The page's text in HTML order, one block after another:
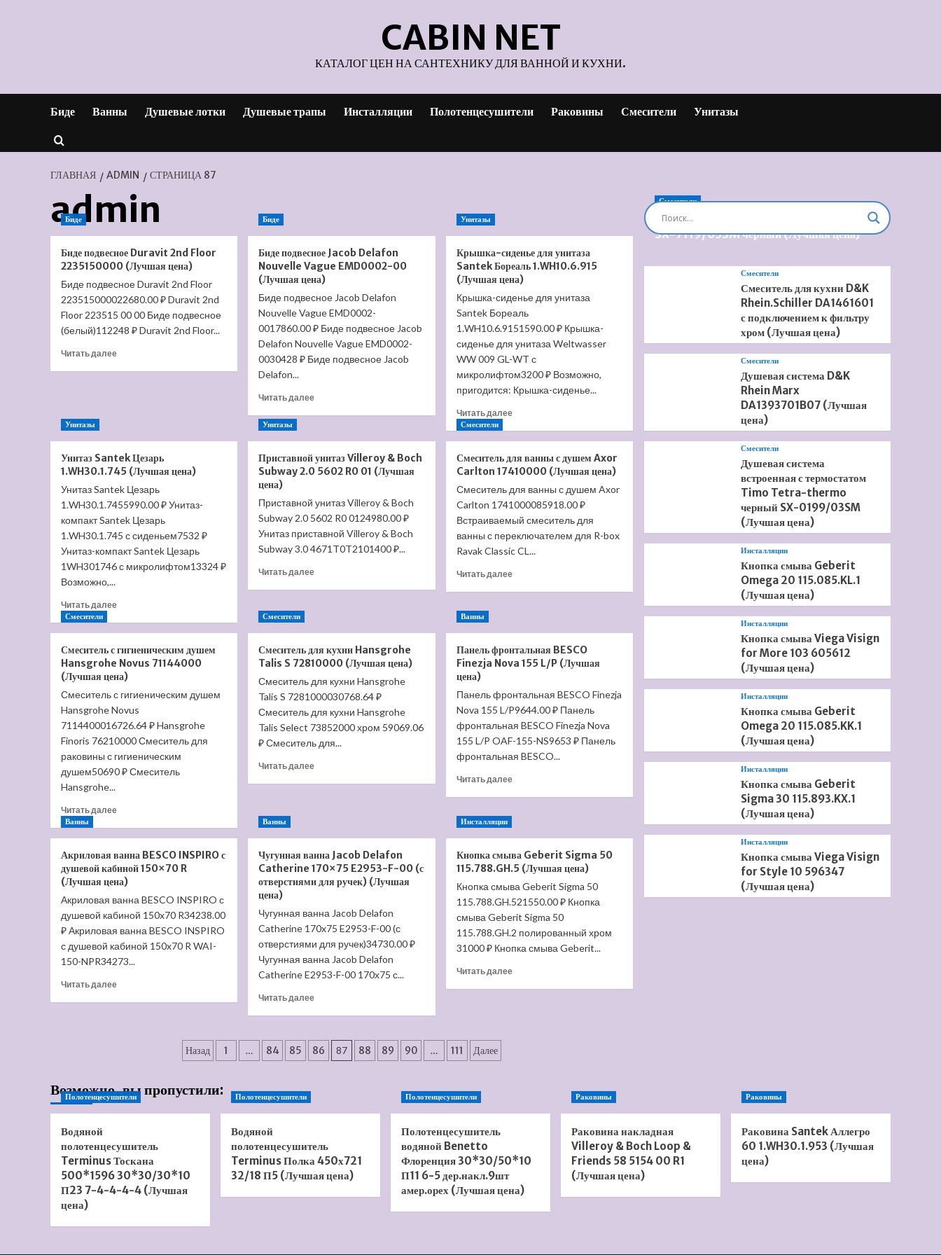
CABIN NET
КАТАЛОГ ЦЕН НА САНТЕХНИКУ ДЛЯ ВАННОЙ И КУХНИ.
Биде Ванны Душевые лотки Душевые трапы Инсталляции Полотенцесушители Раковины Смесители Унитазы
ГЛАВНАЯ ADMIN СТРАНИЦА 87
admin
Биде
Биде подвесное Duravit 2nd Floor
2235150000 (Лучшая цена)
Биде подвесное Duravit 2nd Floor
223515000022680.00 ₽ Duravit 2nd
Floor 223515 00 00 Биде подвесное
(белый)112248 ₽ Duravit 2nd Floor...
Читать далееПрочитать
Floor
2235150000
(Лучшая
цена)
Биде
Биде подвесное Jacob Delafon
Nouvelle Vague EMD0002-00
(Лучшая цена)
Биде подвесное Jacob Delafon
Nouvelle Vague EMD0002-
0017860.00 ₽ Биде подвесное Jacob
Delafon Nouvelle Vague EMD0002-
0030428 ₽ Биде подвесное Jacob
Delafon...
Читать далееПрочитать
Jacob
Delafon
Vague
EMD0002-
цена)
Унитазы
Крышка-сиденье для унитаза
Santek Бореаль 1.WH10.6.915
(Лучшая цена)
Крышка-сиденье для унитаза
Santek Бореаль
1.WH10.6.9151590.00 ₽ Крышка-
сиденье для унитаза Weltwasser
WW 009 GL-WT с
микролифтом3200 ₽ Возможно,
пригодится: Крышка-сиденье...
Читать далееПрочитать
сиденье
для
унитаза
Santek
Бореаль
цена)
Унитазы
Унитаз Santek Цезарь
1.WH30.1.745 (Лучшая цена)
Унитаз Santek Цезарь
1.WH30.1.7455990.00 ₽ Унитаз-
компакт Santek Цезарь
1.WH30.1.745 с сиденьем7532 ₽
Унитаз-компакт Santek Цезарь
1WH301746 с микролифтом13324 ₽
Возможно,...
Читать далееПрочитать
Santek
Цезарь
1.WH30.1.745
(Лучшая
цена)
Унитазы
Приставной унитаз Villeroy & Boch
Subway 2.0 5602 R0 01 (Лучшая
цена)
Приставной унитаз Villeroy & Boch
Subway 2.0 5602 R0 0124980.00 ₽
Унитаз приставной Villeroy & Boch
Subway 3.0 4671T0T2101400 ₽...
Читать далееПрочитать
Villeroy
&
Boch
2.0
5602
R0
01
(Лучшая
Смесители
Смеситель для ванны с душем Axor
Carlton 17410000 (Лучшая цена)
Смеситель для ванны с душем Axor
Carlton 1741000085918.00 ₽
Встраиваемый смеситель для
ванны с переключателем для R-box
Ravak Classic CL...
Читать далееПрочитать
с
душем
Carlton
17410000
цена)
Смесители
Смеситель с гигиеническим душем
Hansgrohe Novus 71144000
(Лучшая цена)
Смеситель с гигиеническим душем
Hansgrohe Novus
7114400016726.64 ₽ Hansgrohe
Finoris 76210000 Смеситель для
раковины с гигиеническим
душем50690 ₽ Смеситель
Hansgrohe...
Читать далееПрочитать
с
гигиеническим
душем
Hansgrohe
Novus
71144000
(Лучшая
Смесители
Смеситель для кухни Hansgrohe
Talis S 72810000 (Лучшая цена)
Смеситель для кухни Hansgrohe
Talis S 7281000030768.64 ₽
Смеситель для кухни Hansgrohe
Talis Select 73852000 хром 59069.06
₽ Смеситель для...
Читать далееПрочитать
Talis
S
72810000
цена)
Ванны
Панель фронтальная BESCO
Finezja Nova 155 L/P (Лучшая
цена)
Панель фронтальная BESCO Finezja
Nova 155 L/P9644.00 ₽ Панель
фронтальная BESCO Finezja Nova
155 L/P OAF-155-NS9653 ₽ Панель
фронтальная BESCO...
Читать далееПрочитать
Панель
фронтальная
Finezja
Nova
155
L/P
цена)
Ванны
Акриловая ванна BESCO INSPIRO с
душевой кабиной 150×70 R
(Лучшая цена)
Акриловая ванна BESCO INSPIRO с
душевой кабиной 150x70 R34238.00
₽ Акриловая ванна BESCO INSPIRO
с душевой кабиной 150x70 R WAI-
150-NPR34273...
Читать далееПрочитать
душевой
кабиной
150×70
цена)
Ванны
Чугунная ванна Jacob Delafon
Catherine 170×75 E2953-F-00 (с
отверстиями для ручек) (Лучшая
цена)
Чугунная ванна Jacob Delafon
Catherine 170x75 E2953-F-00 (с
отверстиями для ручек)34730.00 ₽
Чугунная ванна Jacob Delafon
Catherine E2953-F-00 170х75 с...
Читать далееПрочитать
ванна
Jacob
E2953-
(с
отверстиями
для
ручек)
Инсталляции
Кнопка смыва Geberit Sigma 50
115.788.GH.5 (Лучшая цена)
Кнопка смыва Geberit Sigma 50
115.788.GH.521550.00 ₽ Кнопка
смыва Geberit Sigma 50
115.788.GH.2 полированный хром
31000 ₽ Кнопка смыва Geberit...
Читать далееПрочитать
Пагинация
Назад 1 … 84 85 86 87 88 89 90 … 111 Далее
Смесители
Душевая система встроенная Timo Briana
SX-7119/03SM черный (Лучшая цена)
Смесители
Смеситель для кухни D&K
Rhein.Schiller DA1461601
с подключением к фильтру
хром (Лучшая цена)
Смесители
Душевая система D&K
Rhein Marx
DA1393701B07 (Лучшая
цена)
Смесители
Душевая система
встроенная с термостатом
Timo Tetra-thermo
черный SX-0199/03SM
(Лучшая цена)
Инсталляции
Кнопка смыва Geberit
Omega 20 115.085.KL.1
(Лучшая цена)
Инсталляции
Кнопка смыва Viega Visign
for More 103 605612
(Лучшая цена)
Инсталляции
Кнопка смыва Geberit
Omega 20 115.085.KK.1
(Лучшая цена)
Инсталляции
Кнопка смыва Geberit
Sigma 30 115.893.KX.1
(Лучшая цена)
Инсталляции
Кнопка смыва Viega Visign
for Style 10 596347
(Лучшая цена)
Возможно, вы пропустили:
Полотенцесушители
Водяной
полотенцесушитель
Terminus Тоскана
500*1596 30*30/30*10
П23 7-4-4-4-4 (Лучшая
цена)
Полотенцесушители
Водяной
полотенцесушитель
Terminus Полка 450х721
32/18 П5 (Лучшая цена)
Полотенцесушители
Полотенцесушитель
водяной Benetto
Флоренция 30*30/50*10
П11 6-5 дер.накл.9шт
амер.орех (Лучшая цена)
Раковины
Раковина накладная
Villeroy & Boch Loop &
Friends 58 5154 00 R1
(Лучшая цена)
Раковины
Раковина Santek Аллегро
60 1.WH30.1.953 (Лучшая
цена)